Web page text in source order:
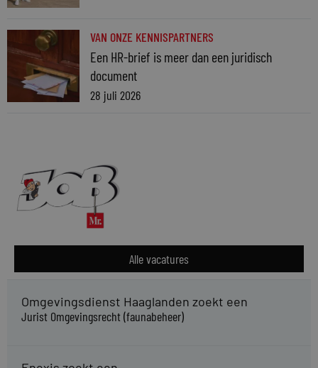
VAN ONZE KENNISPARTNERS
Een HR-brief is meer dan een juridisch
document
28 juli 2026
Alle vacatures
Omgevingsdienst Haaglanden zoekt een
Jurist Omgevingsrecht (faunabeheer)